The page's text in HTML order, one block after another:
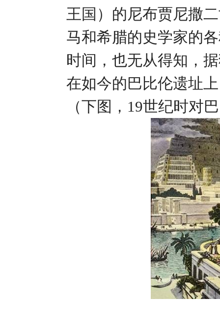
王国）的尼布贾尼撒
马和希腊的史学家的
时间，也无从得知，
在如今的巴比伦遗址
（下图，19世纪时对